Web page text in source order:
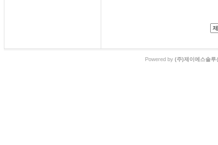
Powered by (주)제이에스솔루